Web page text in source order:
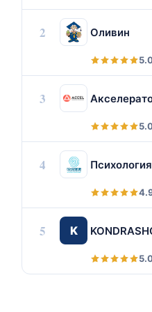
2 Оливин
3
4
5 K